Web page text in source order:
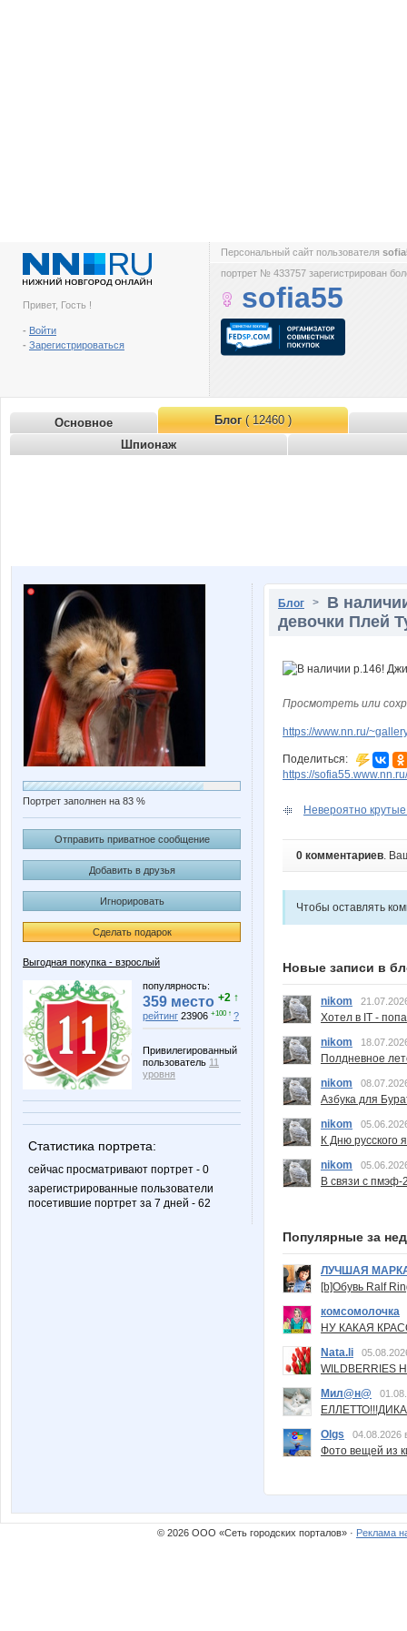
Привет, Гость !
- Войти
- Зарегистрироваться
Персональный сайт пользователя
портрет № 433757 зарегистрирован
sofia55
Основное Блог( 12460 )
Шпионаж
Портрет заполнен на 83 %
Отправить приватное сообщение
Добавить в друзья
Игнорировать
Сделать подарок
Выгодная покупка - взрослый
популярность:
359 место +2 ↑
рейтинг 23906 +100 ↑ ?
Привилегированный
пользователь 11
уровня
Статистика портрета:
сейчас просматривают портрет - 0
зарегистрированные пользователи
посетившие портрет за 7 дней - 62
Блог > В
девочки Плей
Просмотреть или
https://www.nn.ru/
Поделиться:
https://
Невероятно
0 комментариев.
Чтобы оставлять
Новые записи в
nikom
Хотел в IT -
nikom
Полдневное
nikom
Азбука для
nikom
К Дню русского
nikom
В связи с пмэф-
Популярные за
ЛУЧШАЯ
[b]Обувь Ralf
комсомолочка
НУ КАКАЯ
Nata.li
Мил@н@
Olgs
04.08.2026
Фото вещей из
© 2026 ООО «Сеть городских порталов» · Реклама